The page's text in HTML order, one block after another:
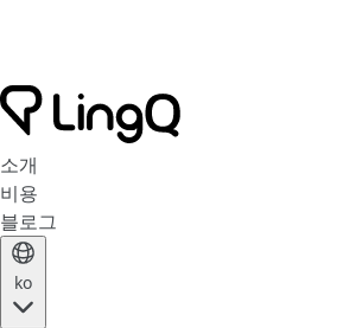
소개
비용
블로그
ko